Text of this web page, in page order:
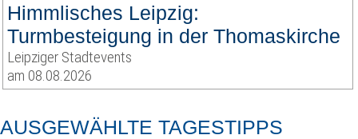
Himmlisches Leipzig:
Turmbesteigung in der Thomaskirche
Leipziger Stadtevents
am 08.08.2026
AUSGEWÄHLTE TAGESTIPPS